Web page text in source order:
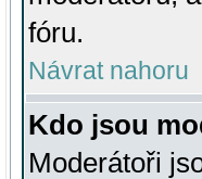
fóru.
Návrat nahoru
Kdo jsou
Moderátoři